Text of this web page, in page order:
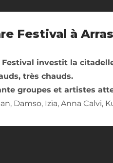
Festival à
Festival investit la
très chauds.
groupes et artistes
Damso, Izïa, Anna Calvi,